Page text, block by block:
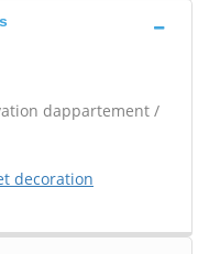
dappartement /
decoration